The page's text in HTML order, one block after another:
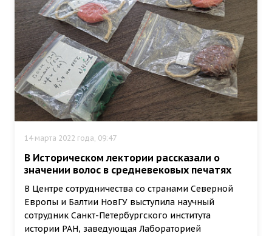
14 марта 2022 года, 09:47
В Историческом лектории рассказали о
значении волос в средневековых печатях
В Центре сотрудничества со странами Северной
Европы и Балтии НовГУ выступила научный
сотрудник Санкт-Петербургского института
истории РАН, заведующая Лабораторией